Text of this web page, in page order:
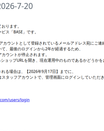
7-20